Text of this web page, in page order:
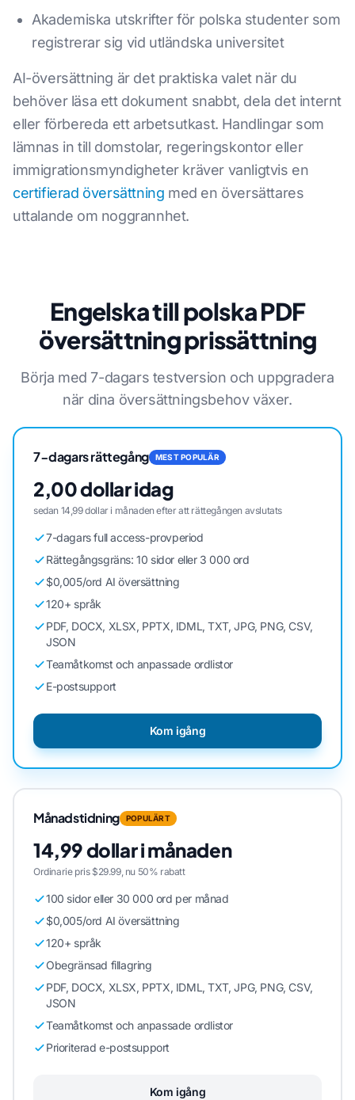
Akademiska utskrifter för polska studenter som
registrerar sig vid utländska universitet
AI-översättning är det praktiska valet när du
behöver läsa ett dokument snabbt, dela det internt
eller förbereda ett arbetsutkast. Handlingar som
lämnas in till domstolar, regeringskontor eller
immigrationsmyndigheter kräver vanligtvis en
certifierad översättning med en översättares
uttalande om noggrannhet.
Engelska till polska PDF
översättning prissättning
Börja med 7-dagars testversion och uppgradera
när dina översättningsbehov växer.
7-dagars rättegång MEST POPULÄR
2,00 dollar idag
sedan 14,99 dollar i månaden efter att rättegången avslutats
7-dagars full access-provperiod
Rättegångsgräns: 10 sidor eller 3 000 ord
$0,005/ord AI översättning
120+ språk
PDF, DOCX, XLSX, PPTX, IDML, TXT, JPG, PNG, CSV,
JSON
Teamåtkomst och anpassade ordlistor
E-postsupport
Kom igång
Månadstidning POPULÄRT
14,99 dollar i månaden
Ordinarie pris $29.99, nu 50% rabatt
100 sidor eller 30 000 ord per månad
$0,005/ord AI översättning
120+ språk
Obegränsad fillagring
PDF, DOCX, XLSX, PPTX, IDML, TXT, JPG, PNG, CSV,
JSON
Teamåtkomst och anpassade ordlistor
Prioriterad e-postsupport
Kom igång